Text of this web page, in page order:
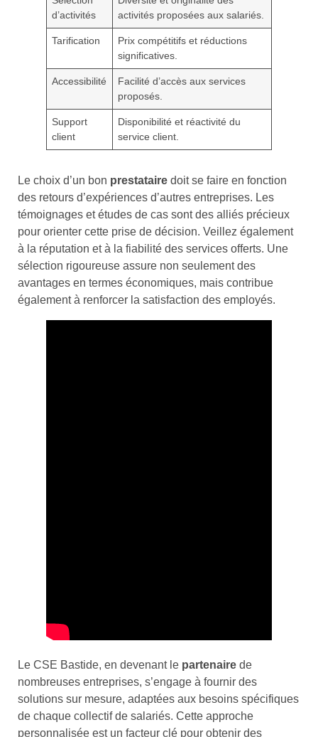
d’activités
activités proposées aux salariés.
Tarification
Prix compétitifs et réductions
significatives.
Accessibilité
Facilité d’accès aux services
proposés.
Support
client
Disponibilité et réactivité du
service client.
Le choix d’un bon prestataire doit se faire en fonction
des retours d’expériences d’autres entreprises. Les
témoignages et études de cas sont des alliés précieux
pour orienter cette prise de décision. Veillez également
à la réputation et à la fiabilité des services offerts. Une
sélection rigoureuse assure non seulement des
avantages en termes économiques, mais contribue
également à renforcer la satisfaction des employés.
Le CSE Bastide, en devenant le partenaire de
nombreuses entreprises, s’engage à fournir des
solutions sur mesure, adaptées aux besoins spécifiques
de chaque collectif de salariés. Cette approche
personnalisée est un facteur clé pour obtenir des